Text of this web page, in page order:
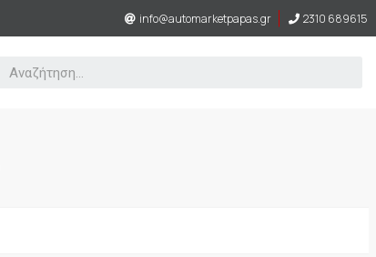
info@automarketpapas.gr 2310 689615